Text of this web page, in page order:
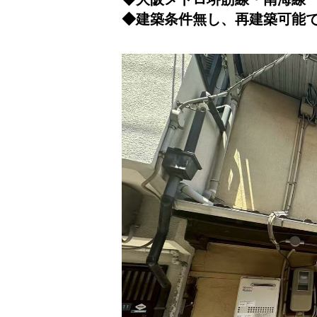
◆建築条件無し、再建築可能